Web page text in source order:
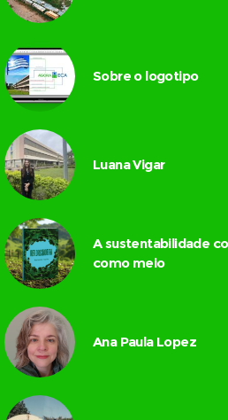
Sobre o logotipo
Luana Vigar
A sustentabilidade
como meio
Ana Paula Lopez